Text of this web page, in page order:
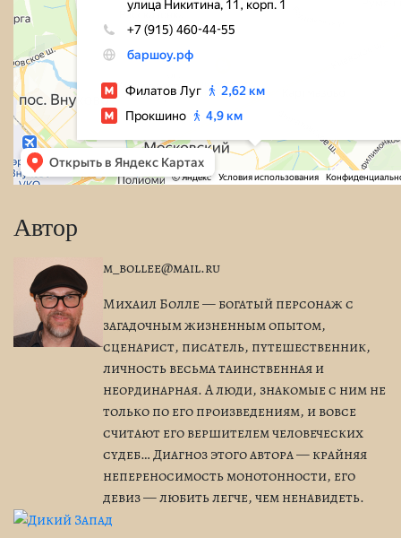
Автор
m_bollee@mail.ru
Михаил Болле — богатый персонаж с
загадочным жизненным опытом,
сценарист, писатель, путешественник,
личность весьма таинственная и
неординарная. А люди, знакомые с ним не
только по его произведениям, и вовсе
считают его вершителем человеческих
судеб… Диагноз этого автора — крайняя
непереносимость монотонности, его
девиз — любить легче, чем ненавидеть.